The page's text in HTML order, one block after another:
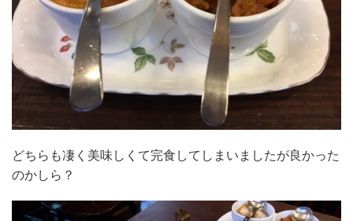
どちらも凄く美味しくて完食してしまいましたが良かった
のかしら？